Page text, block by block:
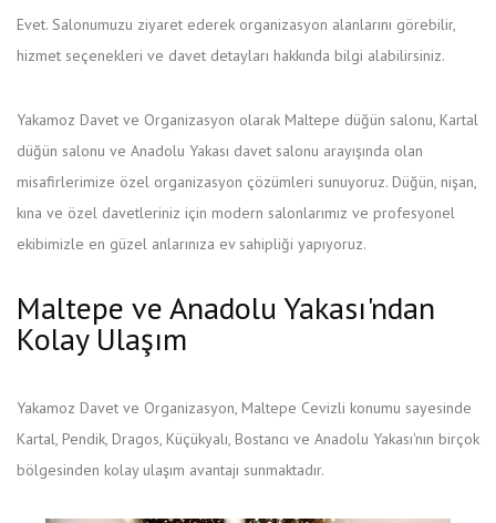
Evet. Salonumuzu ziyaret ederek organizasyon alanlarını görebilir,
hizmet seçenekleri ve davet detayları hakkında bilgi alabilirsiniz.
Yakamoz Davet ve Organizasyon olarak Maltepe düğün salonu, Kartal
düğün salonu ve Anadolu Yakası davet salonu arayışında olan
misafirlerimize özel organizasyon çözümleri sunuyoruz. Düğün, nişan,
kına ve özel davetleriniz için modern salonlarımız ve profesyonel
ekibimizle en güzel anlarınıza ev sahipliği yapıyoruz.
Maltepe ve Anadolu Yakası'ndan
Kolay Ulaşım
Yakamoz Davet ve Organizasyon, Maltepe Cevizli konumu sayesinde
Kartal, Pendik, Dragos, Küçükyalı, Bostancı ve Anadolu Yakası'nın birçok
bölgesinden kolay ulaşım avantajı sunmaktadır.